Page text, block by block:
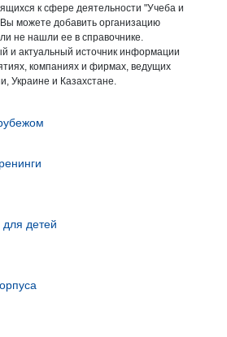
к сфере деятельности "Учеба и
можете добавить организацию
не нашли ее в справочнике.
и актуальный источник информации
компаниях и фирмах, ведущих
Украине и Казахстане.
детей